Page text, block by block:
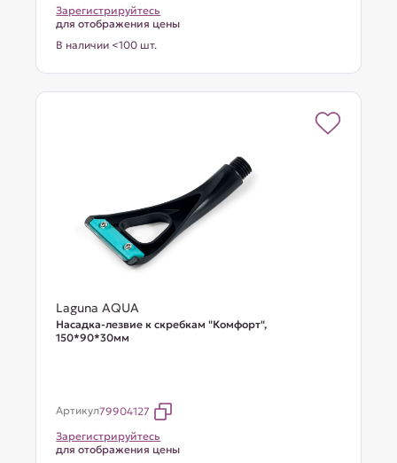
Зарегистрируйтесь
для отображения цены
В наличии <100 шт.
Laguna AQUA
Насадка-лезвие к скребкам "Комфорт",
150*90*30мм
Артикул79904127
Зарегистрируйтесь
для отображения цены